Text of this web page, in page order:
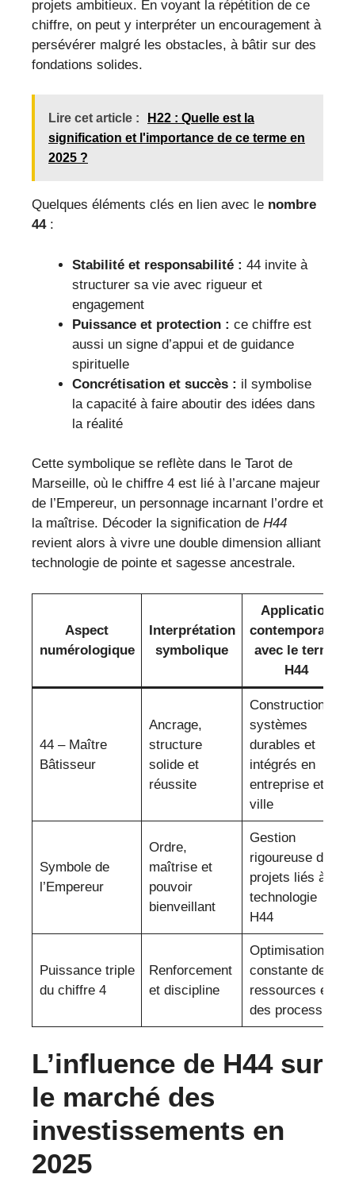
projets ambitieux. En voyant la répétition de ce
chiffre, on peut y interpréter un encouragement à
persévérer malgré les obstacles, à bâtir sur des
fondations solides.
Lire cet article :
H22 : Quelle est la
signification et l'importance de ce terme en
2025 ?
Quelques éléments clés en lien avec le nombre
44:
Stabilité et responsabilité : 44 invite à
structurer sa vie avec rigueur et
engagement
Puissance et protection : ce chiffre est
aussi un signe d’appui et de guidance
spirituelle
Concrétisation et succès : il symbolise
la capacité à faire aboutir des idées dans
la réalité
Cette symbolique se reflète dans le Tarot de
Marseille, où le chiffre 4 est lié à l’arcane majeur
de l’Empereur, un personnage incarnant l’ordre et
la maîtrise. Décoder la signification de H44
revient alors à vivre une double dimension alliant
technologie de pointe et sagesse ancestrale.
Aspect
numérologique
Interprétation
symbolique
Application
contemporaine
avec le terme
H44
44 – Maître
Bâtisseur
Ancrage,
structure
solide et
réussite
Construction de
systèmes
durables et
intégrés en
entreprise et
ville
Symbole de
l’Empereur
Ordre,
maîtrise et
pouvoir
bienveillant
Gestion
rigoureuse des
projets liés à la
technologie
H44
Puissance triple
du chiffre 4
Renforcement
et discipline
Optimisation
constante des
ressources et
des processus
L’influence de H44 sur
le marché des
investissements en
2025